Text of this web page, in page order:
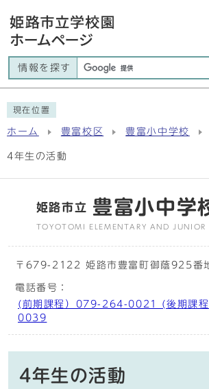
情報を探す
現在位置
ホーム 豊富校区 豊富小中学校
4年生の活動
姫路市立 豊富小中学
TOYOTOMI ELEMENTARY AND JUNIOR
〒679-2122 姫路市豊富町御蔭925番
電話番号：
(前期課程）079-264-0021 (後期課
0039
4年生の活動